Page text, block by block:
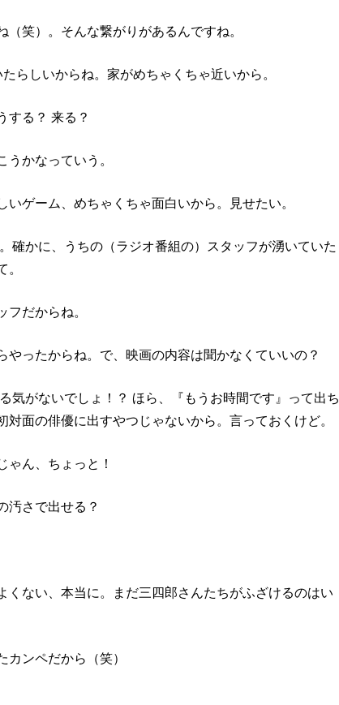
笑）。そんな繋がりがあるんですね。
らしいからね。家がめちゃくちゃ近いから。
する？ 来る？
かなっていう。
ゲーム、めちゃくちゃ面白いから。見せたい。
確かに、うちの（ラジオ番組の）スタッフが湧いていた
。
だからね。
やったからね。で、映画の内容は聞かなくていいの？
気がないでしょ！？ ほら、『もうお時間です』って出ち
面の俳優に出すやつじゃないから。言っておくけど。
ゃん、ちょっと！
汚さで出せる？
くない、本当に。まだ三四郎さんたちがふざけるのはい
ンペだから（笑）